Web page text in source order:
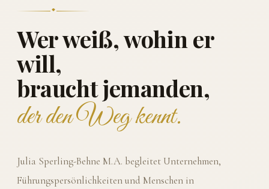
Wer weiß, wohin er
will,
braucht jemanden,
der den Weg kennt.
Julia Sperling-Behne M.A. begleitet Unternehmen,
Führungspersönlichkeiten und Menschen in